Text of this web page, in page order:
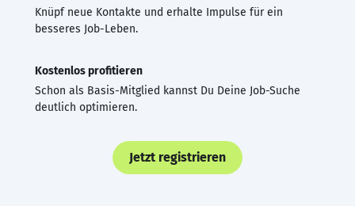
Knüpf neue Kontakte und erhalte Impulse für ein
besseres Job-Leben.
Kostenlos profitieren
Schon als Basis-Mitglied kannst Du Deine Job-Suche
deutlich optimieren.
Jetzt registrieren